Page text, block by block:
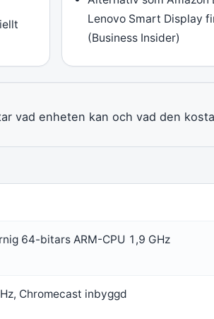
Lenovo Smart Display
(Business Insider)
vad enheten kan och vad den
64-bitars ARM-CPU 1,9 GHz
Chromecast inbyggd